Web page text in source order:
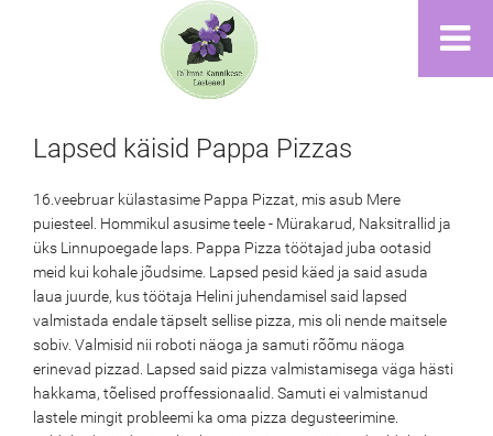
Lapsed käisid Pappa Pizzas
16.veebruar külastasime Pappa Pizzat, mis asub Mere
puiesteel. Hommikul asusime teele - Mürakarud, Naksitrallid ja
üks Linnupoegade laps. Pappa Pizza töötajad juba ootasid
meid kui kohale jõudsime. Lapsed pesid käed ja said asuda
laua juurde, kus töötaja Helini juhendamisel said lapsed
valmistada endale täpselt sellise pizza, mis oli nende maitsele
sobiv. Valmisid nii roboti näoga ja samuti rõõmu näoga
erinevad pizzad. Lapsed said pizza valmistamisega väga hästi
hakkama, tõelised proffessionaalid. Samuti ei valmistanud
lastele mingit probleemi ka oma pizza degusteerimine.